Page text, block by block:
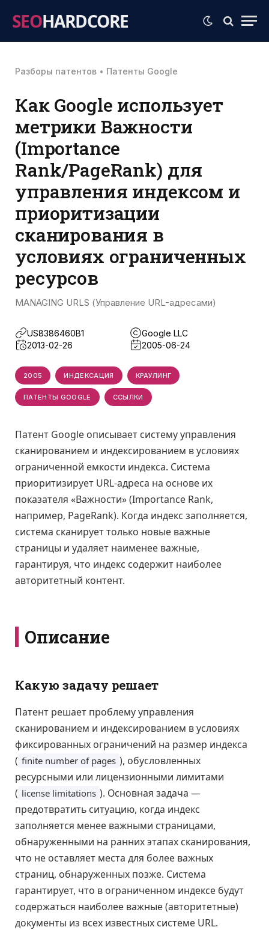
SEOHARDCORE
Разборы патентов • Патенты Google
Как Google использует
метрики Важности
(Importance
Rank/PageRank) для
управления индексом и
приоритизации
сканирования в
условиях ограниченных
ресурсов
MANAGING URLS (Управление URL-адресами)
US8386460B1
Google LLC
2013-02-26
2005-06-24
2005 ИНДЕКСАЦИЯ КРАУЛИНГ
ПАТЕНТЫ GOOGLE ССЫЛКИ
Патент Google описывает систему управления
сканированием и индексированием в условиях
ограниченной емкости индекса. Система
приоритизирует URL-адреса на основе их
показателя «Важности» (Importance Rank,
например, PageRank). Когда индекс заполняется,
система сканирует только новые важные
страницы и удаляет наименее важные,
гарантируя, что индекс содержит наиболее
авторитетный контент.
Описание
Какую задачу решает
Патент решает проблему управления
сканированием и индексированием в условиях
фиксированных ограничений на размер индекса
( finite number of pages ), обусловленных
ресурсными или лицензионными лимитами
( license limitations ). Основная задача —
предотвратить ситуацию, когда индекс
заполняется менее важными страницами,
обнаруженными на ранних этапах сканирования,
что не оставляет места для более важных
страниц, обнаруженных позже. Система
гарантирует, что в ограниченном индексе будут
содержаться наиболее важные (авторитетные)
документы из всех известных системе URL.